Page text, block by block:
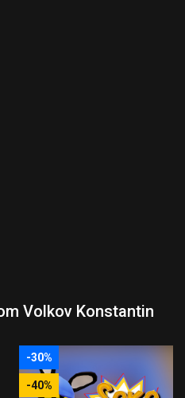
Volkov Konstantin
-30%
-40%